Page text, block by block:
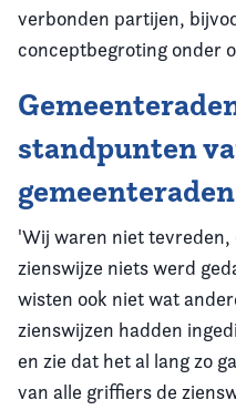
verbonden partijen,
conceptbegroting onder
standpunten
gemeenteraden
'Wij waren niet tevreden,
zienswijze niets werd
wisten ook niet wat
zienswijzen hadden
en zie dat het al lang zo
van alle griffiers de